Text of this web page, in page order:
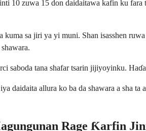
10 zuwa 15 don daidaitawa kafin ku
kuma sa jiri ya yi muni. Shan isasshen
saboda tana shafar tsarin jijiyoyinku.
daidaita allura ko ba da shawara a sha
Rage Ƙarfin